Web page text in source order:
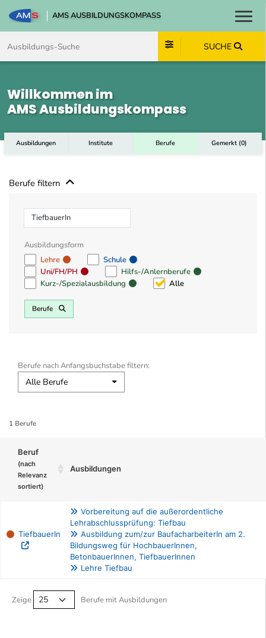
AMS AUSBILDUNGSKOMPASS
SUCHE
Willkommen im
AMS Ausbildungskompass
Ausbildungen Institute Berufe Gemerkt (0)
Berufe filtern
Beruf
Ausbildungsform
Lehre
Schule
Uni/FH/PH
Hilfs-/Anlernberufe
Kurz-/Spezialausbildung
Alle
Berufe
Berufe nach Anfangsbuchstabe filtern:
Alle Berufe
1 Berufe
Beruf
(nach
Relevanz
sortiert)
Ausbildungen
TiefbauerIn
Vorbereitung auf die außerordentliche
Lehrabschlussprüfung: Tiefbau
Ausbildung zum/zur BaufacharbeiterIn am 2.
Bildungsweg für HochbauerInnen,
BetonbauerInnen, TiefbauerInnen
Lehre Tiefbau
Zeige Berufe mit Ausbildungen